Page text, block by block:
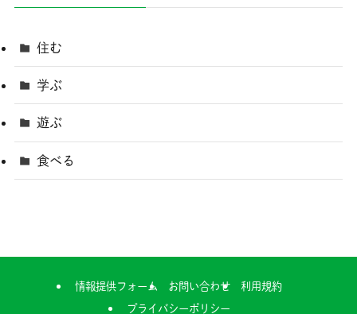
住む
学ぶ
遊ぶ
食べる
情報提供フォーム お問い合わせ
利用規約
プライバシーポリシー